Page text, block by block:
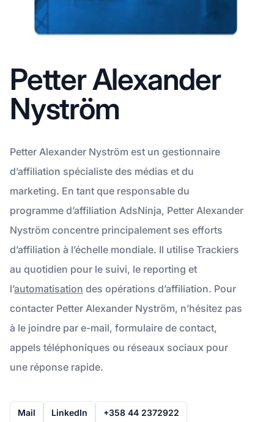
Petter Alexander
Nyström
Petter Alexander Nyström est un gestionnaire
d’affiliation spécialiste des médias et du
marketing. En tant que responsable du
programme d’affiliation AdsNinja, Petter Alexander
Nyström concentre principalement ses efforts
d’affiliation à l’échelle mondiale. Il utilise Trackiers
au quotidien pour le suivi, le reporting et
l’automatisation des opérations d’affiliation. Pour
contacter Petter Alexander Nyström, n’hésitez pas
à le joindre par e-mail, formulaire de contact,
appels téléphoniques ou réseaux sociaux pour
une réponse rapide.
Mail LinkedIn +358 44 2372922